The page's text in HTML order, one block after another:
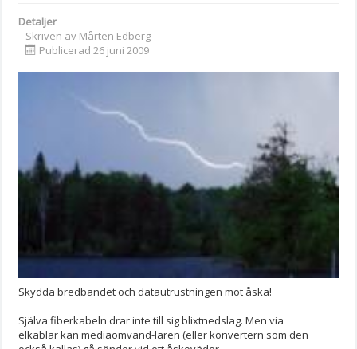
Detaljer
Skriven av Mårten Edberg
Publicerad 26 juni 2009
Skydda bredbandet och datautrustningen mot åska!
Själva fiberkabeln drar inte till sig blixtnedslag. Men via
elkablar kan mediaomvand-laren (eller konvertern som den